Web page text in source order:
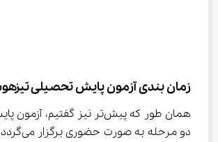
زمان بندی آزمون پایش تحصیلی
همان طور که پیش‌تر نیز گفتیم،
دو مرحله